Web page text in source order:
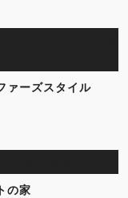
ァーズスタイル
の家